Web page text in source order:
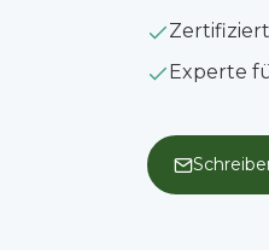
Experte